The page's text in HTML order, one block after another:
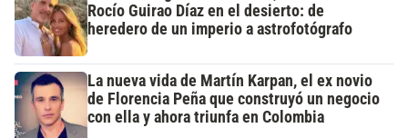
Rocío Guirao Díaz en el desierto: de
heredero de un imperio a astrofotógrafo
La nueva vida de Martín Karpan, el ex novio
de Florencia Peña que construyó un negocio
con ella y ahora triunfa en Colombia